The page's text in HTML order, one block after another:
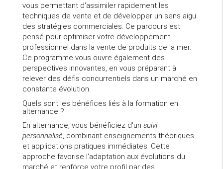
vous permettant d'assimiler rapidement les
techniques de vente et de développer un sens aigu
des stratégies commerciales. Ce parcours est
pensé pour optimiser votre développement
professionnel dans la vente de produits de la mer.
Ce programme vous ouvre également des
perspectives innovantes, en vous préparant à
relever des défis concurrentiels dans un marché en
constante évolution.
Quels sont les bénéfices liés à la formation en
alternance ?
En alternance, vous bénéficiez d'un suivi
personnalisé, combinant enseignements théoriques
et applications pratiques immédiates. Cette
approche favorise l'adaptation aux évolutions du
marché et renforce votre profil par des